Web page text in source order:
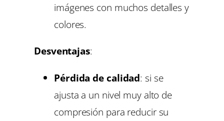
imágenes con muchos detalles y
colores.
Desventajas:
Pérdida de calidad: si se
ajusta a un nivel muy alto de
compresión para reducir su